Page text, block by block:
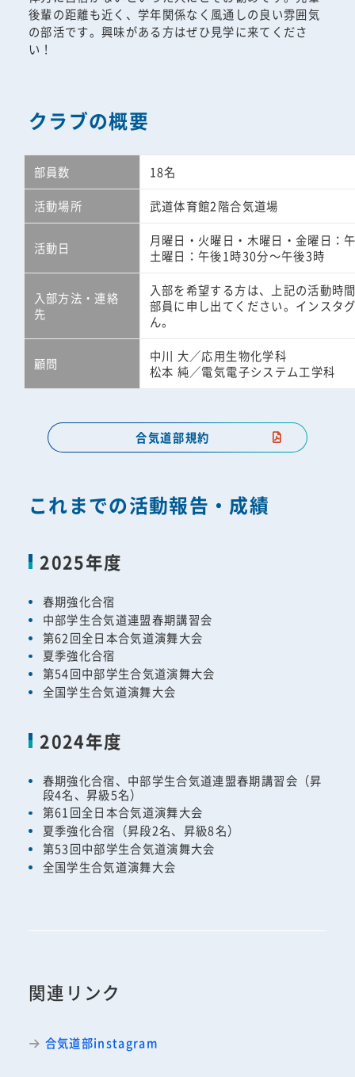
後輩の距離も近く、学年関係なく風通しの良い雰囲気
の部活です。興味がある方はぜひ見学に来てくださ
い！
クラブの概要
部員数 18名
活動場所 武道体育館2階合気道場
活動日
月曜日・火曜日・木曜日・金曜日：
土曜日：午後1時30分～午後3時
入部方法・連絡
先
入部を希望する方は、上記の活動時
部員に申し出てください。インスタ
ん。
顧問
中川 大／応用生物化学科
松本 純／電気電子システム工学科
合気道部規約
これまでの活動報告・成績
2025年度
春期強化合宿
中部学生合気道連盟春期講習会
第62回全日本合気道演舞大会
夏季強化合宿
第54回中部学生合気道演舞大会
全国学生合気道演舞大会
2024年度
春期強化合宿、中部学生合気道連盟春期講習会（昇
段4名、昇級5名）
第61回全日本合気道演舞大会
夏季強化合宿（昇段2名、昇級8名）
第53回中部学生合気道演舞大会
全国学生合気道演舞大会
関連リンク
合気道部instagram